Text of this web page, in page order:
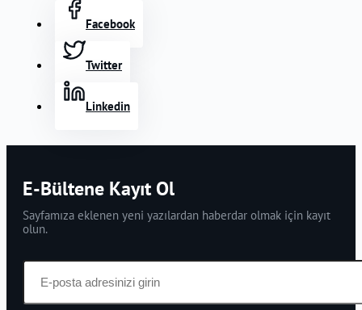
Facebook
Twitter
Linkedin
E-Bültene Kayıt Ol
Sayfamıza eklenen yeni yazılardan haberdar olmak için kayıt
olun.